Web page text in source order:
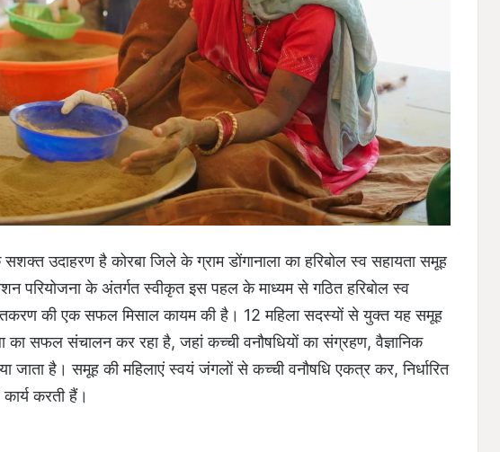
उदाहरण है कोरबा जिले के ग्राम डोंगानाला का हरिबोल स्व सहायता समूह
परियोजना के अंतर्गत स्वीकृत इस पहल के माध्यम से गठित हरिबोल स्व
की एक सफल मिसाल कायम की है। 12 महिला सदस्यों से युक्त यह समूह
का सफल संचालन कर रहा है, जहां कच्ची वनौषधियों का संग्रहण, वैज्ञानिक
जाता है। समूह की महिलाएं स्वयं जंगलों से कच्ची वनौषधि एकत्र कर, निर्धारित
करती हैं।